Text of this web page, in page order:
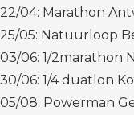
22/04: Marathon
25/05: Natuurloop
03/06: 1/2marathon
30/06: 1/4 duatlon
05/08: Powerman